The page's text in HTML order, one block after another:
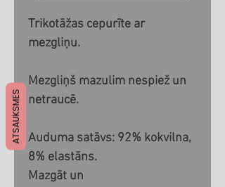
Trikotāžas cepurīte ar
mezgliņu.
Mezgliņš mazulim nespiež un
netraucē.
Auduma satāvs: 92% kokvilna,
8% elastāns.
Mazgāt un
ATSAUKSMES